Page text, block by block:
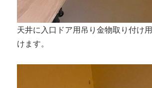
天井に入口ドア用吊り金物取り付け
けます。